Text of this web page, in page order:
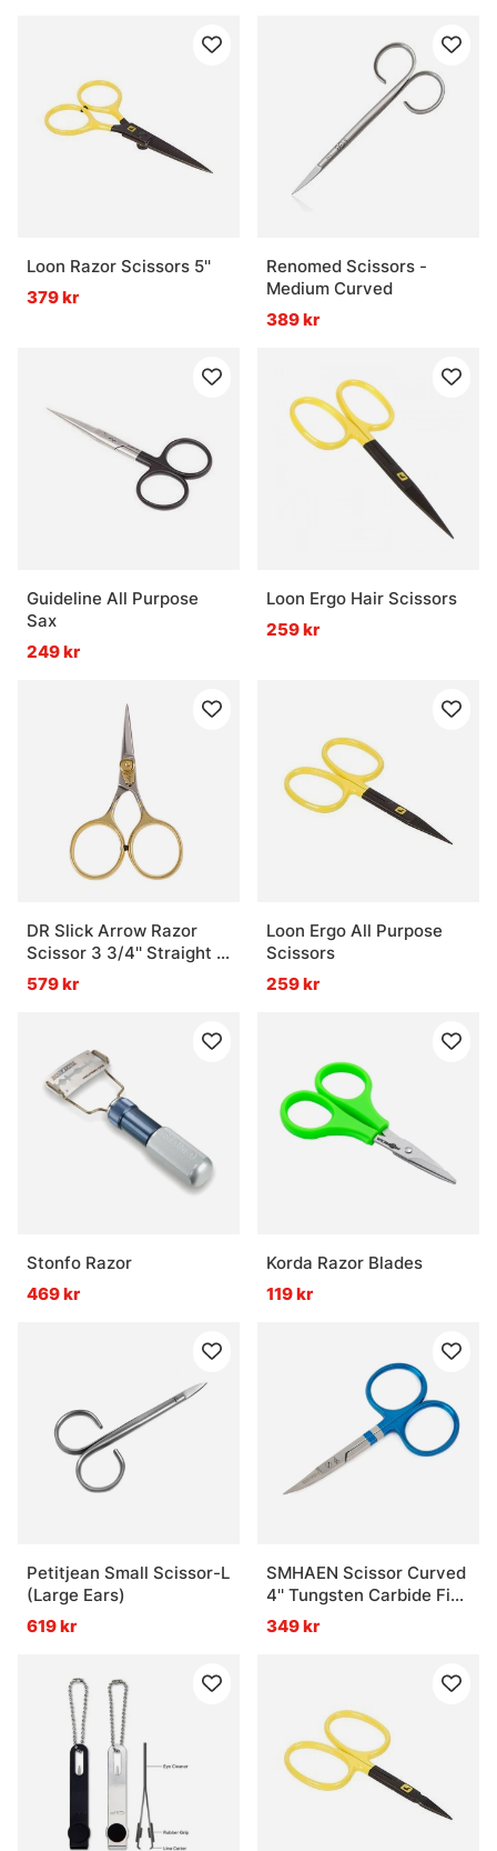
Loon Razor Scissors 5''
379 kr
Renomed Scissors -
Medium Curved
389 kr
Guideline All Purpose
Sax
249 kr
Loon Ergo Hair Scissors
259 kr
DR Slick Arrow Razor
Scissor 3 3/4'' Straight -
Adjustable Tension
579 kr
Loon Ergo All Purpose
Scissors
259 kr
Stonfo Razor
469 kr
Korda Razor Blades
119 kr
Petitjean Small Scissor-L
(Large Ears)
619 kr
SMHAEN Scissor Curved
4'' Tungsten Carbide Fine
Blade Blue
349 kr